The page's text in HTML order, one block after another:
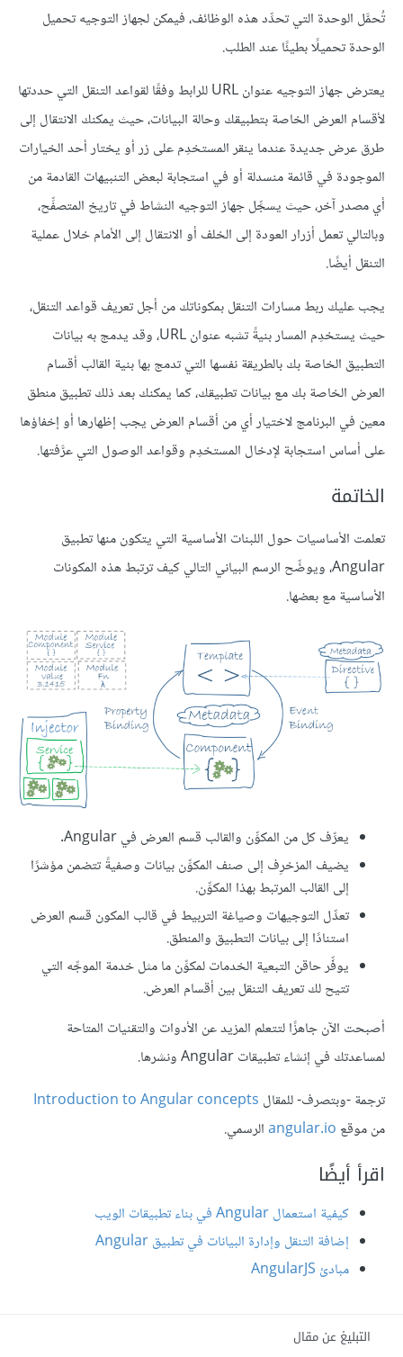
تُحمَّل الوحدة التي تحدِّد هذه الوظائف، فيمكن لجهاز التوجيه تحميل
الوحدة تحميلًا بطيئًا عند الطلب.
يعترض جهاز التوجيه عنوان URL للرابط وفقًا لقواعد التنقل التي حددتها
لأقسام العرض الخاصة بتطبيقك وحالة البيانات، حيث يمكنك الانتقال إلى
طرق عرض جديدة عندما ينقر المستخدِم على زر أو يختار أحد الخيارات
الموجودة في قائمة منسدلة أو في استجابة لبعض التنبيهات القادمة من
أي مصدر آخر، حيث يسجِّل جهاز التوجيه النشاط في تاريخ المتصفِّح،
وبالتالي تعمل أزرار العودة إلى الخلف أو الانتقال إلى الأمام خلال عملية
التنقل أيضًا.
يجب عليك ربط مسارات التنقل بمكوناتك من أجل تعريف قواعد التنقل،
حيث يستخدِم المسار بنيةً تشبه عنوان URL، وقد يدمج به بيانات
التطبيق الخاصة بك بالطريقة نفسها التي تدمج بها بنية القالب أقسام
العرض الخاصة بك مع بيانات تطبيقك، كما يمكنك بعد ذلك تطبيق منطق
معين في البرنامج لاختيار أي من أقسام العرض يجب إظهارها أو إخفاؤها
على أساس استجابة لإدخال المستخدِم وقواعد الوصول التي عرَّفتها.
الخاتمة
تعلمت الأساسيات حول اللبنات الأساسية التي يتكون منها تطبيق
Angular، ويوضِّح الرسم البياني التالي كيف ترتبط هذه المكونات
الأساسية مع بعضها.
يعرِّف كل من المكوِّن والقالب قسم العرض في Angular.
يضيف المزخرِف إلى صنف المكوِّن بيانات وصفيةً تتضمن مؤشرًا
إلى القالب المرتبط بهذا المكوِّن.
تعدِّل التوجيهات وصياغة التربيط في قالب المكون قسم العرض
استنادًا إلى بيانات التطبيق والمنطق.
يوفِّر حاقن التبعية الخدمات لمكوِّن ما مثل خدمة الموجِّه التي
تتيح لك تعريف التنقل بين أقسام العرض.
أصبحت الآن جاهزًا لتتعلم المزيد عن الأدوات والتقنيات المتاحة
لمساعدتك في إنشاء تطبيقات Angular ونشرها.
ترجمة -وبتصرف- للمقال Introduction to Angular concepts
من موقع angular.ioالرسمي.
اقرأ أيضًا
كيفية استعمال Angular في بناء تطبيقات الويب
إضافة التنقل وإدارة البيانات في تطبيق Angular
مبادئ AngularJS
التبليغ عن مقال